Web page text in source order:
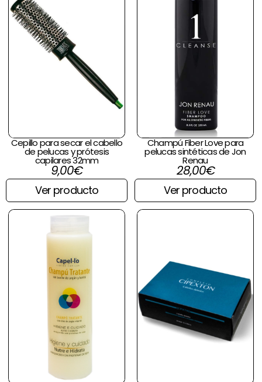
Cepillo para secar el cabello
de pelucas y prótesis
capilares 32mm
9,00€
Ver producto
Champú Fiber Love para
pelucas sintéticas de Jon
Renau
28,00€
Ver producto